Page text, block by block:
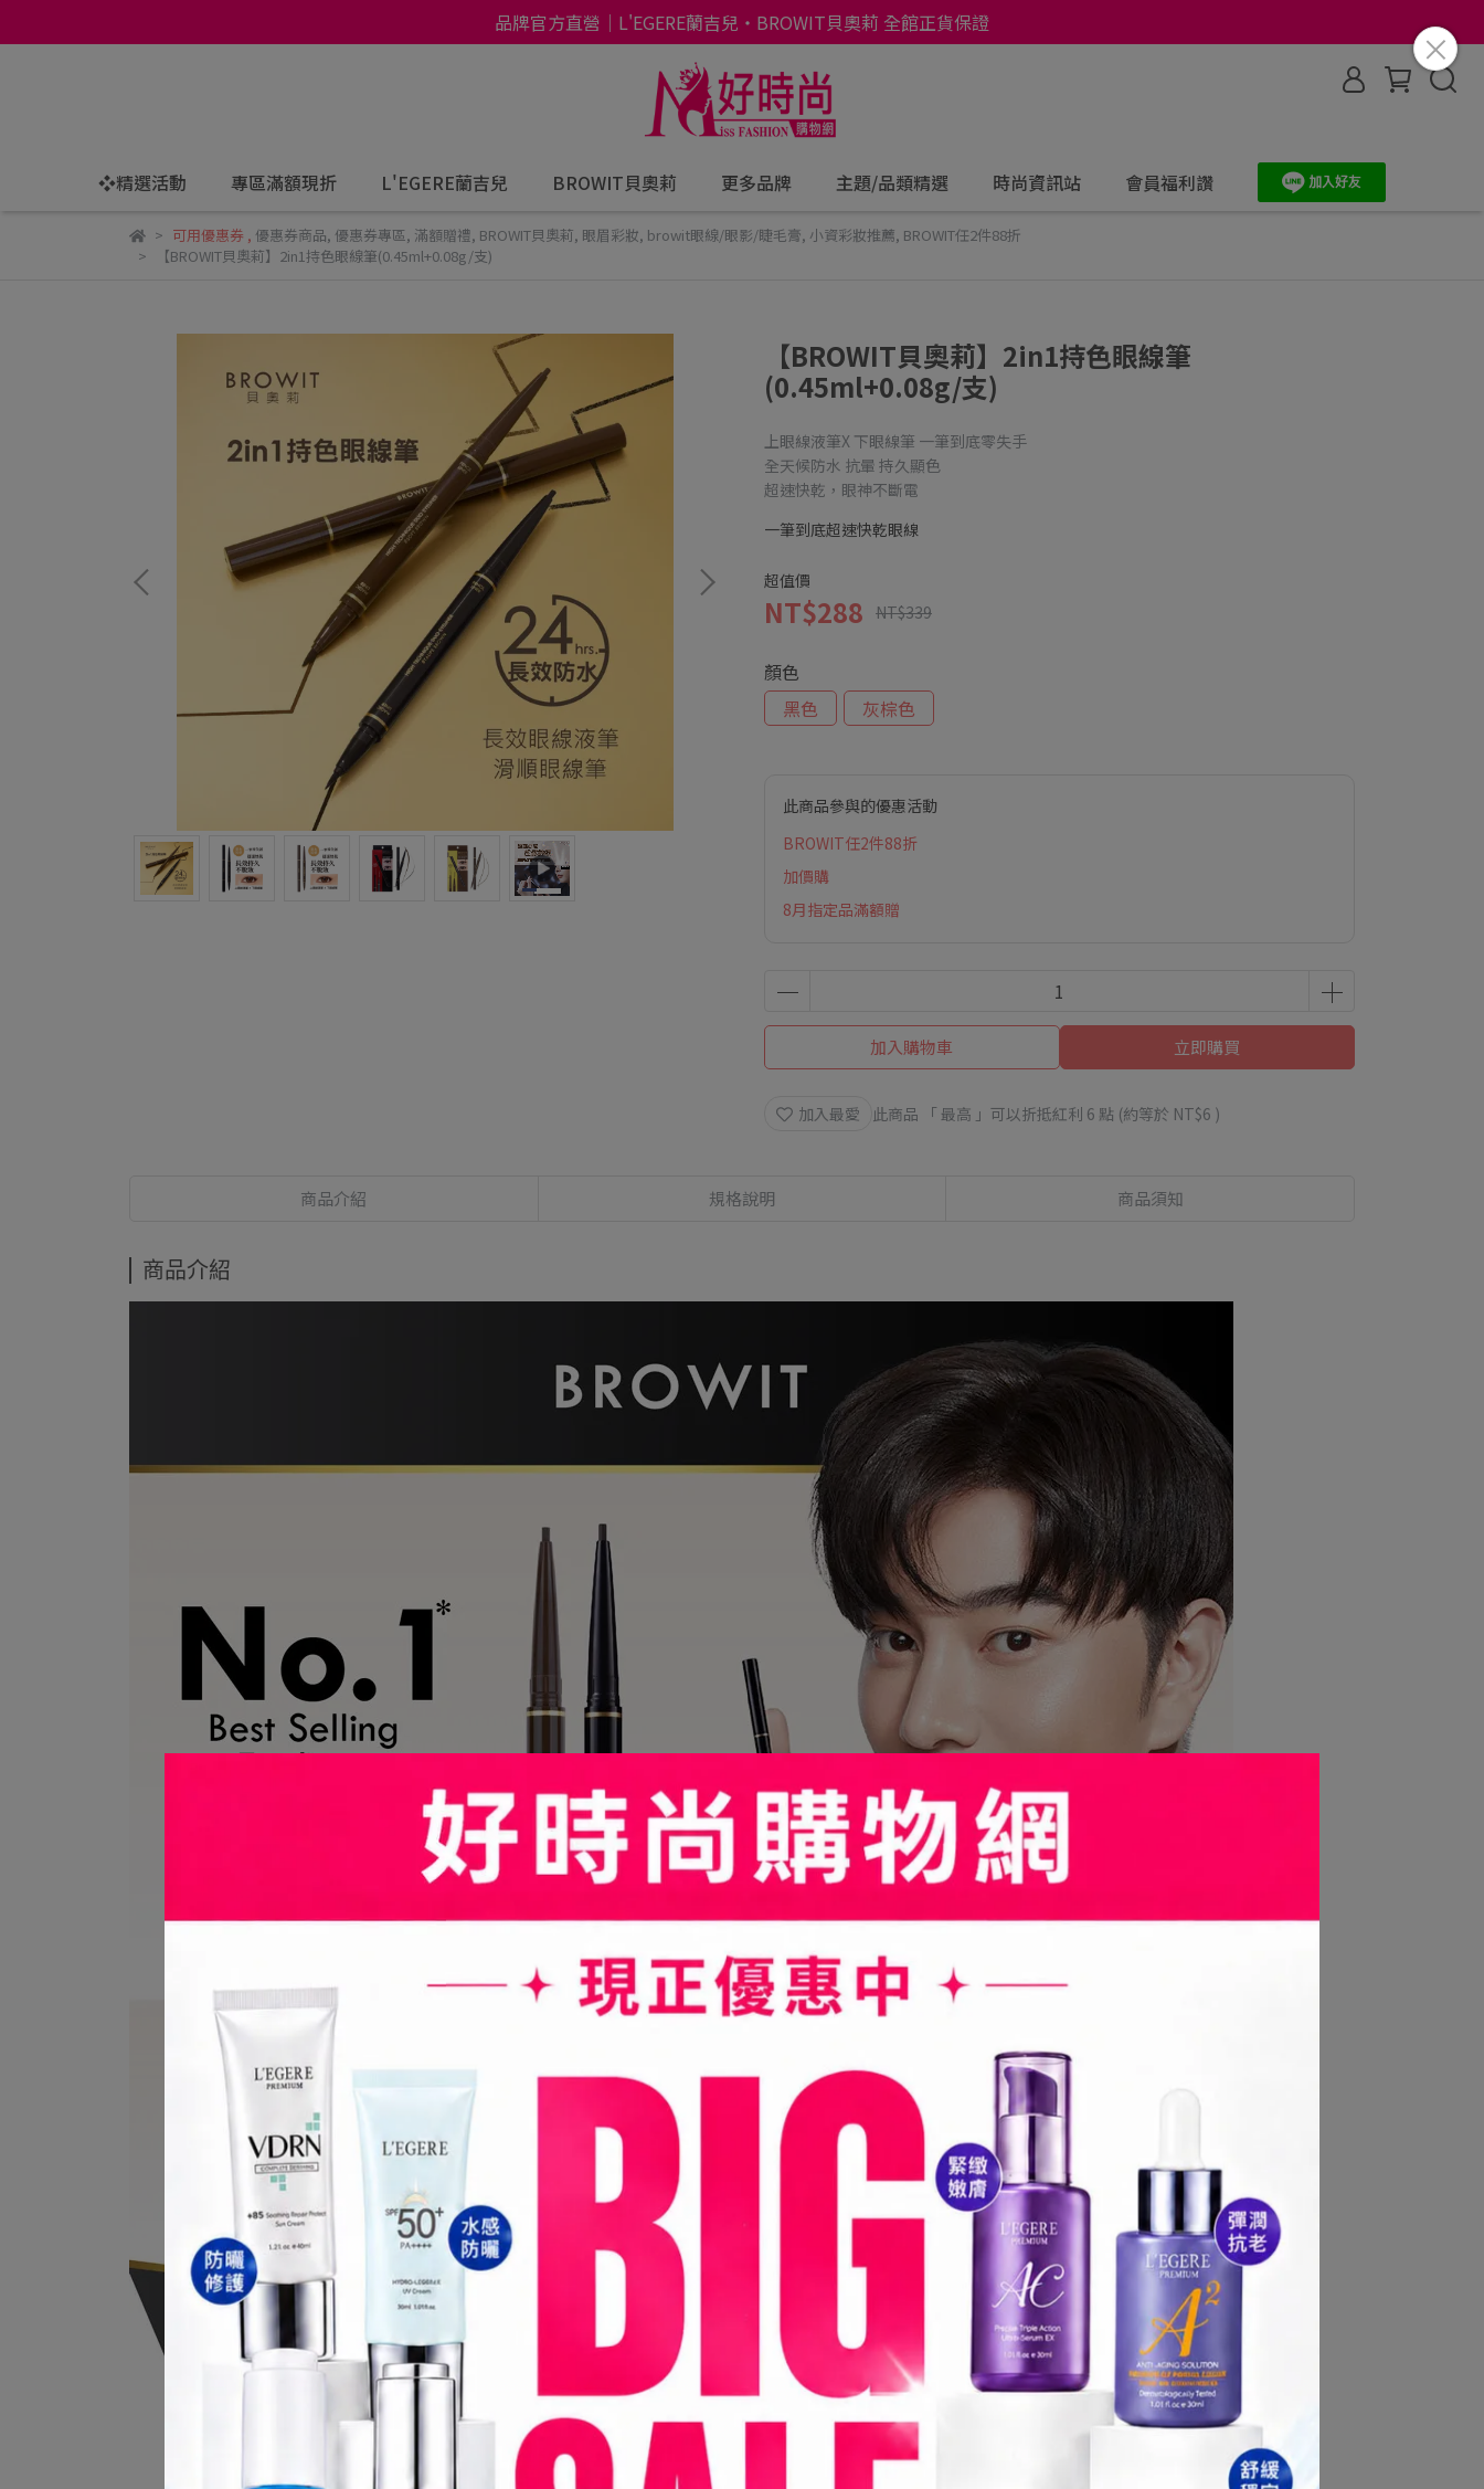
品牌官方直營｜L'EGERE蘭吉兒・BROWIT貝奧莉 全館正貨保證
❖精選活動 專區滿額現折 L'EGERE蘭吉兒 BROWIT貝奧莉 更多品牌 主題/品類精選 時尚資訊站 會員福利讚
可用優惠券 , 優惠券商品, 優惠券專區, 滿額贈禮, BROWIT貝奧莉, 眼眉彩妝, browit眼線/眼影/睫毛膏, 小資彩妝推薦, BROWIT任2件88折
【BROWIT貝奧莉】2in1持色眼線筆(0.45ml+0.08g/支)
【BROWIT貝奧莉】2in1持色眼線筆
(0.45ml+0.08g/支)
上眼線液筆X 下眼線筆 一筆到底零失手
全天候防水 抗暈 持久顯色
超速快乾，眼神不斷電
一筆到底超速快乾眼線
超值價
NT$288 NT$339
顏色
黑色
灰棕色
此商品參與的優惠活動
BROWIT任2件88折
加價購
8月指定品滿額贈
加入購物車 立即購買
加入最愛 此商品 「 最高 」可以折抵紅利 6 點 (約等於 NT$6 )
商品介紹 規格說明 商品須知
商品介紹